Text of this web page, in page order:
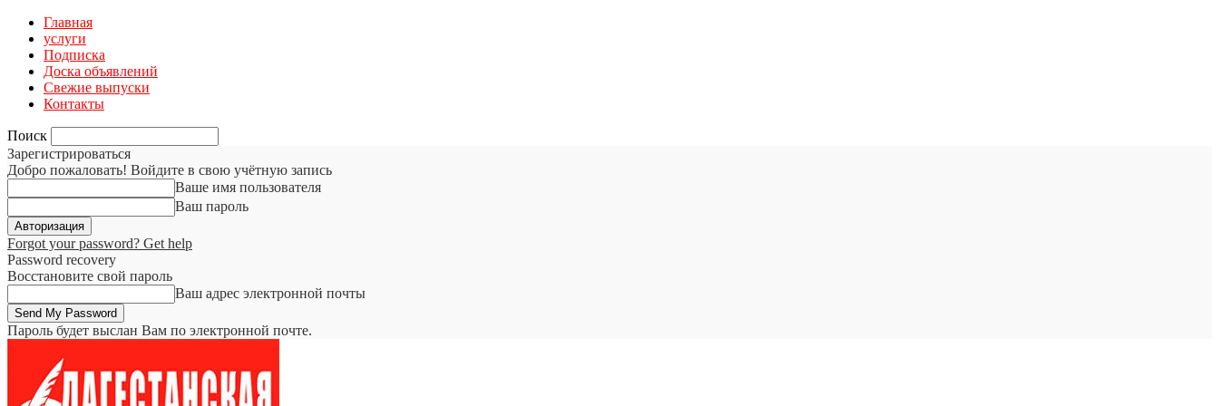
Главная
услуги
Подписка
Доска объявлений
Свежие выпуски
Контакты
Поиск
Зарегистрироваться
Добро пожаловать! Войдите в свою учётную запись
Ваше имя пользователя
Ваш пароль
Forgot your password? Get help
Password recovery
Восстановите свой пароль
Ваш адрес электронной почты
Пароль будет выслан Вам по электронной почте.